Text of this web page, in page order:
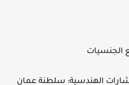
الجنسيات
الهندسية: سلطنة عمان